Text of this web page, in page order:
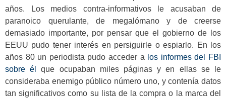
años. Los medios contra-informativos le acusaban de
paranoico querulante, de megalómano y de creerse
demasiado importante, por pensar que el gobierno de los
EEUU pudo tener interés en persiguirle o espiarlo. En los
años 80 un periodista pudo acceder a los informes del FBI
sobre él
que ocupaban miles páginas y en ellas se le
consideraba enemigo público número uno, y contenía datos
tan significativos como su lista de la compra o la marca del